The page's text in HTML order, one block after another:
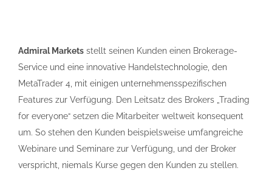
Admiral Markets stellt seinen Kunden einen Brokerage-
Service und eine innovative Handelstechnologie, den
MetaTrader 4, mit einigen unternehmensspezifischen
Features zur Verfügung. Den Leitsatz des Brokers „Trading
for everyone“ setzen die Mitarbeiter weltweit konsequent
um. So stehen den Kunden beispielsweise umfangreiche
Webinare und Seminare zur Verfügung, und der Broker
verspricht, niemals Kurse gegen den Kunden zu stellen.